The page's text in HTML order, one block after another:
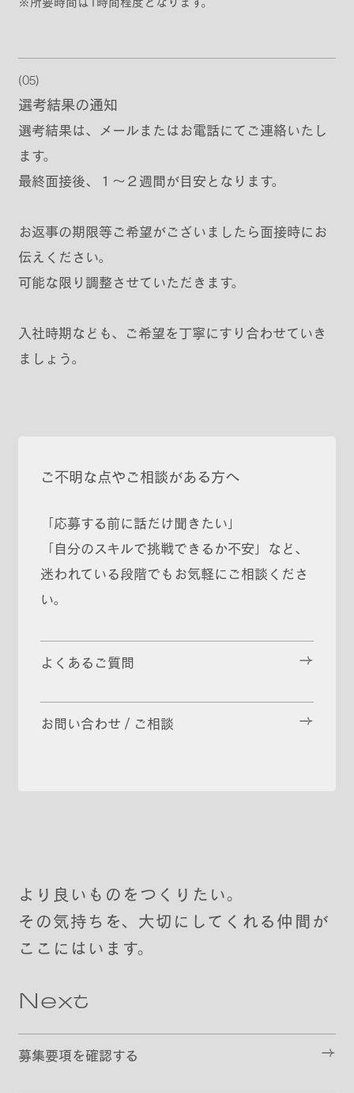
(05)
選考結果の通知
選考結果は、メールまたはお電話にてご連絡いたし
ます。
最終面接後、１〜２週間が目安となります。
お返事の期限等ご希望がございましたら面接時にお
伝えください。
可能な限り調整させていただきます。
入社時期なども、ご希望を丁寧にすり合わせていき
ましょう。
ご不明な点やご相談がある方へ
「応募する前に話だけ聞きたい」
「自分のスキルで挑戦できるか不安」など、
迷われている段階でもお気軽にご相談くださ
い。
よくあるご質問
お問い合わせ / ご相談
より良いものをつくりたい。
その気持ちを、大切にしてくれる仲間が
ここにはいます。
Next
募集要項を確認する